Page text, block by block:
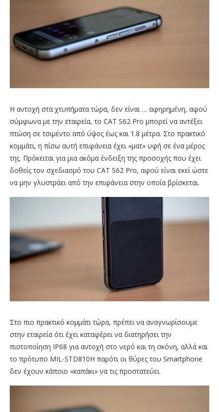
Η αντοχή στα χτυπήματα τώρα, δεν είναι … αφηρημένη, αφού
σύμφωνα με την εταιρεία, το CAT S62 Pro μπορεί να αντέξει
πτώση σε τσιμέντο από ύψος έως και 1.8 μέτρα. Στο πρακτικό
κομμάτι, η πίσω αυτή επιφάνεια έχει «ματ» υφή σε ένα μέρος
της. Πρόκειται για μια ακόμα ένδειξη της προσοχής που έχει
δοθείς τον σχεδιασμό του CAT S62 Pro, αφού είναι εκεί ώστε
να μην γλυστράει από την επιφάνεια στην οποία βρίσκεται.
Στο πιο πρακτικό κομμάτι τώρα, πρέπει να αναγνωρίσουμε
στην εταιρεία ότι έχει καταφέρει να διατηρήσει την
πιστοποίηση ΙΡ68 για αντοχή στο νερό και τη σκόνη, αλλά και
το πρότυπο MIL-STD810H παρότι οι θύρες του Smartphone
δεν έχουν κάποιο «καπάκι» να τις προστατεύει.